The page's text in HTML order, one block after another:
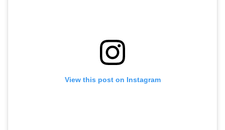
View this post on Instagram